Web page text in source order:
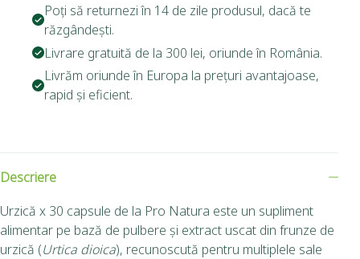
Poți să returnezi în 14 de zile produsul, dacă te
răzgândești.
Livrare gratuită de la 300 lei, oriunde în România.
Livrăm oriunde în Europa la prețuri avantajoase,
rapid și eficient.
Descriere
Urzică x 30 capsule de la Pro Natura este un supliment
alimentar pe bază de pulbere și extract uscat din frunze de
urzică (Urtica dioica), recunoscută pentru multiplele sale